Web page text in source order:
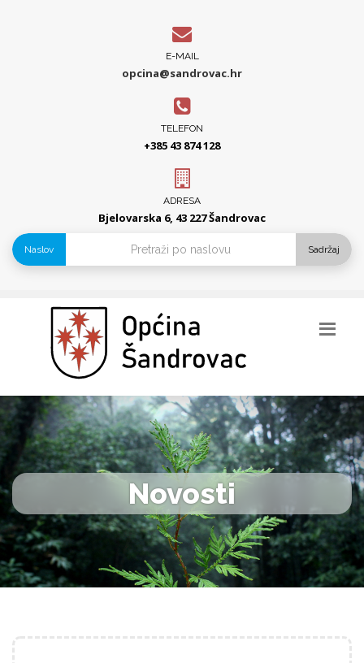
E-MAIL
opcina@sandrovac.hr
TELEFON
+385 43 874 128
ADRESA
Bjelovarska 6, 43 227 Šandrovac
Naslov Sadržaj
Novosti